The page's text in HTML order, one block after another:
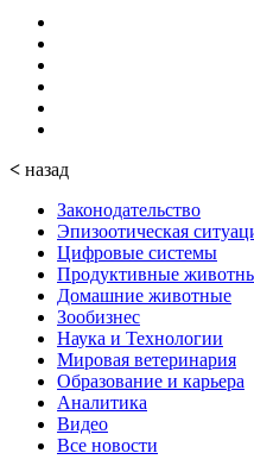
< назад
Законодательство
Эпизоотическая
Цифровые системы
Продуктивные
Домашние животные
Зообизнес
Наука и Технологии
Мировая ветеринария
Образование и карьера
Аналитика
Видео
Все новости